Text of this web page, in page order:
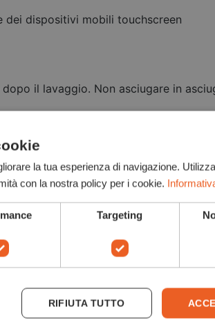
dei dispositivi mobili touchscreen
il lavaggio. Non asciugare in
la tua esperienza di navigazione.
con la nostra policy per i cookie.
Targeting
RIFIUTA TUTTO